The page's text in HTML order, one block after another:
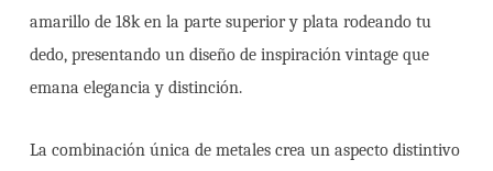
amarillo de 18k en la parte superior y plata rodeando tu
dedo, presentando un diseño de inspiración vintage que
emana elegancia y distinción.
La combinación única de metales crea un aspecto distintivo